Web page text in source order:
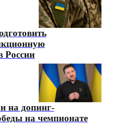
России
на допинг-
на чемпионате